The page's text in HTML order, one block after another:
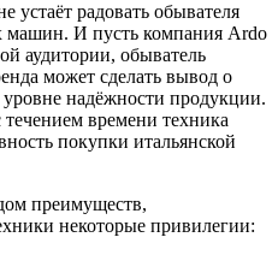
устаёт радовать обывателя
И пусть компания Ardo
аудитории, обыватель
может сделать вывод о
надёжности продукции.
времени техника
покупки итальянской
преимуществ,
некоторые привилегии: